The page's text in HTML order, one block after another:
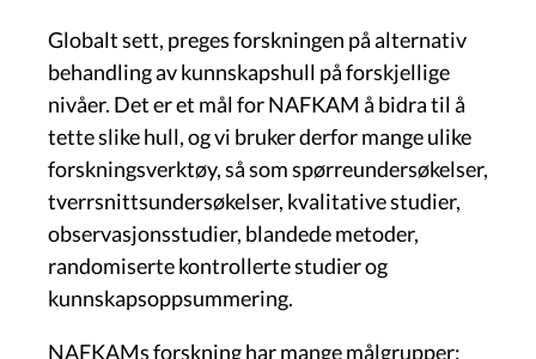
Globalt sett, preges forskningen på alternativ
behandling av kunnskapshull på forskjellige
nivåer. Det er et mål for NAFKAM å bidra til å
tette slike hull, og vi bruker derfor mange ulike
forskningsverktøy, så som spørreundersøkelser,
tverrsnittsundersøkelser, kvalitative studier,
observasjonsstudier, blandede metoder,
randomiserte kontrollerte studier og
kunnskapsoppsummering.
NAFKAMs forskning har mange målgrupper: